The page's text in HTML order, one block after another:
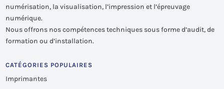
numérisation, la visualisation, l’impression et l’épreuvage
numérique.
Nous offrons nos compétences techniques sous forme d’audit, de
formation ou d’installation.
CATÉGORIES POPULAIRES
Imprimantes